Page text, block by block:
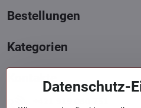
Bestellungen
Kategorien
KontakteDatenschutz-